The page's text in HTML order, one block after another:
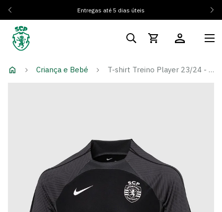
Entregas até 5 dias úteis
Criança e Bebé T-shirt Treino Player 23/24 - Criança